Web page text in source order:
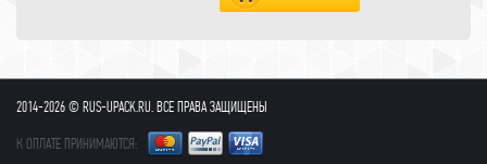
2014-2026 © RUS-UPACK.RU. ВСЕ ПРАВА ЗАЩИЩЕНЫ
К ОПЛАТЕ ПРИНИМАЮТСЯ: